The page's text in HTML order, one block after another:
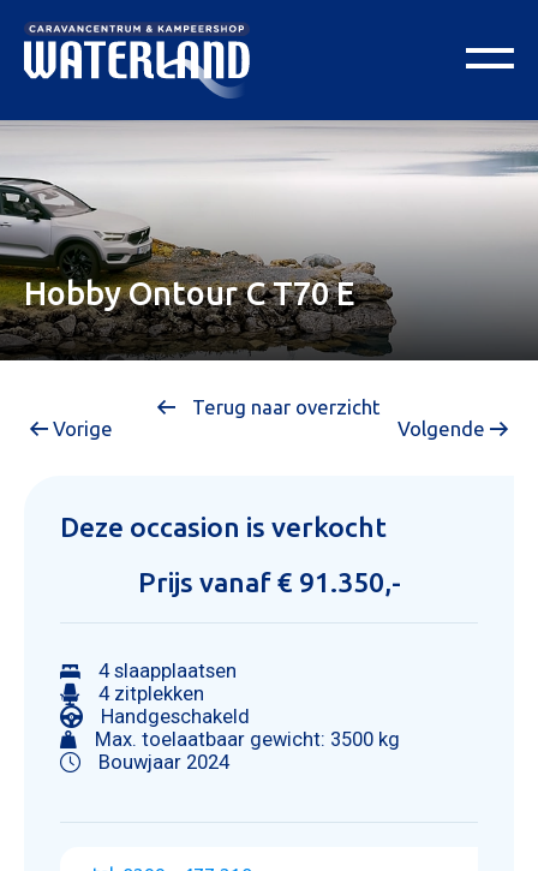
Hobby Ontour C T70 E
Terug naar overzicht
Vorige
Volgende
Deze occasion is verkocht
Prijs vanaf € 91.350,-
4 slaapplaatsen
4 zitplekken
Handgeschakeld
Max. toelaatbaar gewicht: 3500 kg
Bouwjaar 2024